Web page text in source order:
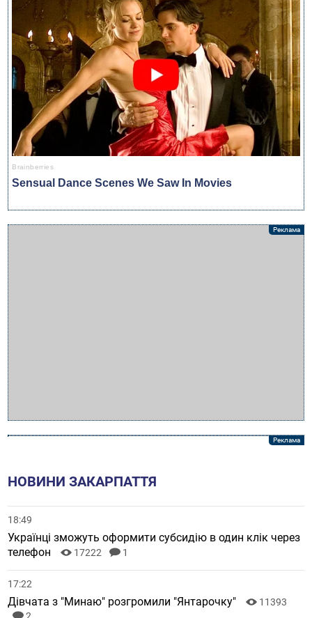
НОВИНИ ЗАКАРПАТТЯ
18:49
Українці зможуть оформити субсидію в один клік через
телефон
17222 1
17:22
Дівчата з "Минаю" розгромили "Янтарочку"
11393